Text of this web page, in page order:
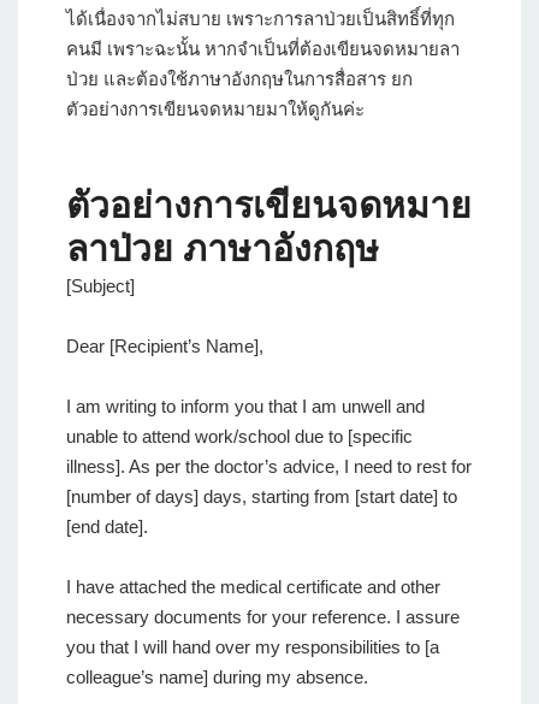
ได้เนื่องจากไม่สบาย เพราะการลาป่วยเป็นสิทธิ์ที่ทุก
คนมี เพราะฉะนั้น หากจำเป็นที่ต้องเขียนจดหมายลา
ป่วย และต้องใช้ภาษาอังกฤษในการสื่อสาร ยก
ตัวอย่างการเขียนจดหมายมาให้ดูกันค่ะ
ตัวอย่างการเขียนจดหมาย
ลาป่วย ภาษาอังกฤษ
[Subject]
Dear [Recipient’s Name],
I am writing to inform you that I am unwell and
unable to attend work/school due to [specific
illness]. As per the doctor’s advice, I need to rest for
[number of days] days, starting from [start date] to
[end date].
I have attached the medical certificate and other
necessary documents for your reference. I assure
you that I will hand over my responsibilities to [a
colleague’s name] during my absence.